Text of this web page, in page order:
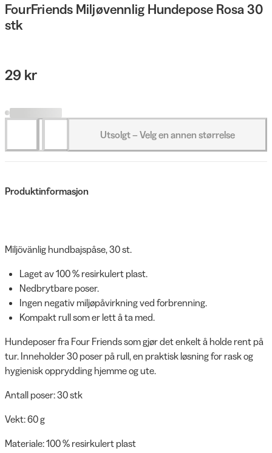
FourFriends Miljøvennlig Hundepose Rosa 30
stk
29 kr
Utsolgt – Velg en annen størrelse
Produktinformasjon
Miljövänlig hundbajspåse, 30 st.
Laget av 100 % resirkulert plast.
Nedbrytbare poser.
Ingen negativ miljøpåvirkning ved forbrenning.
Kompakt rull som er lett å ta med.
Hundeposer fra Four Friends som gjør det enkelt å holde rent på
tur. Inneholder 30 poser på rull, en praktisk løsning for rask og
hygienisk opprydding hjemme og ute.
Antall poser: 30 stk
Vekt: 60 g
Materiale: 100 % resirkulert plast